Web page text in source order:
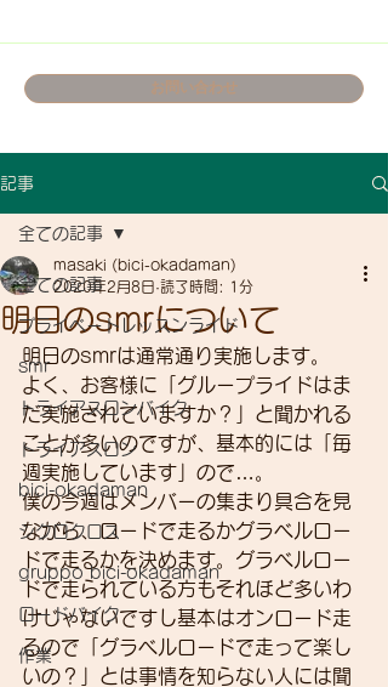
お問い合わせ
記事
全ての記事
プライベートレッスンライド
smr
トライアスロンバイク
トライアスロン
bici-okadaman
シクロクロス
gruppo bici-okadaman
ロードバイク
作業
全ての記事
明日のsmrについて
masaki (bici-okadaman)
2020年2月8日 読了時間: 1分
明日のsmrは通常通り実施します。
よく、お客様に「グループライドはま
だ実施されていますか？」と聞かれる
ことが多いのですが、基本的には「毎
週実施しています」ので…。
僕の今週はメンバーの集まり具合を見
ながら、ロードで走るかグラベルロー
ドで走るかを決めます。グラベルロー
ドで走られている方もそれほど多いわ
けじゃないですし基本はオンロード走
るので「グラベルロードで走って楽し
いの？」とは事情を知らない人には聞